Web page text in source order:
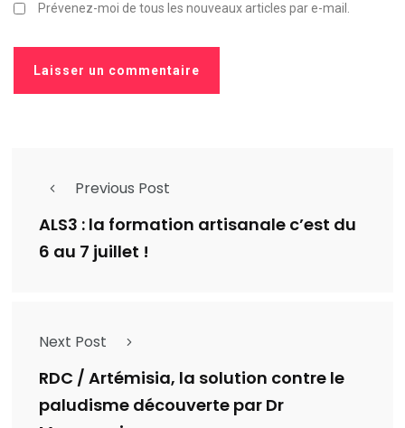
Prévenez-moi de tous les nouveaux articles par e-mail.
Previous Post
ALS3 : la formation artisanale c’est du
6 au 7 juillet !
Next Post
RDC / Artémisia, la solution contre le
paludisme découverte par Dr